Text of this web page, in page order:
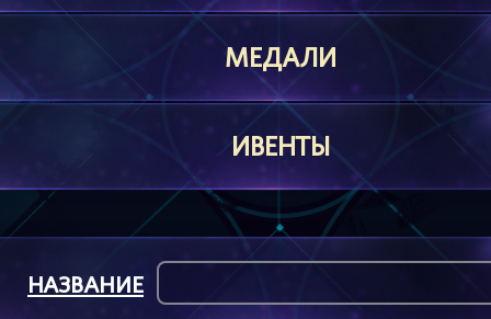
МЕДАЛИ
ИВЕНТЫ
НАЗВАНИЕ